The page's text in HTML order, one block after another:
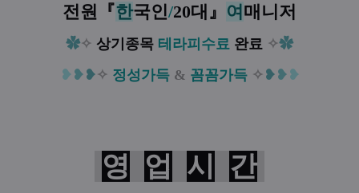
전원 『한국인/20대 』 여 매니 저
✿✧ 상기종목 테라피수료 완료 ✧✿
❥ ❥ ❥ ✧ 정성가득 & 꼼꼼가득 ✧ ❥ ❥ ❥
영 업 시 간